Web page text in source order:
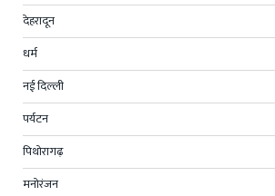
देहरादून
धर्म
नई दिल्ली
पर्यटन
पिथोरागढ़
मनोरंजन